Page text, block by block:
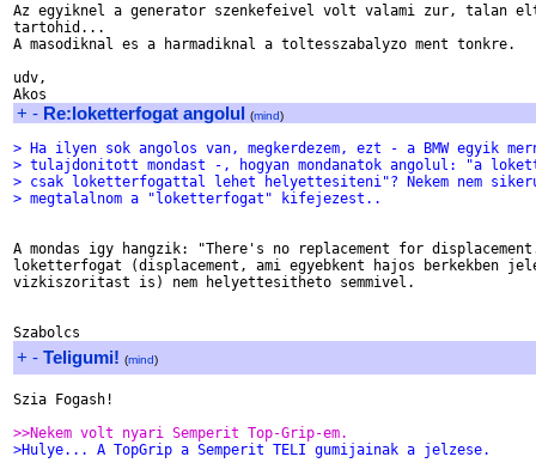
Az egyiknel a generator szenkefeivel volt valami zur, talan
tartohid...
A masodiknal es a harmadiknal a toltesszabalyzo ment tonkre.
udv,
+ - Re:loketterfogat angolul (mind)
> Ha ilyen sok angolos van, megkerdezem, ezt - a BMW egyik
> tulajdonitott mondast -, hogyan mondanatok angolul: "a
> csak loketterfogattal lehet helyettesiteni"? Nekem nem
> megtalalnom a "loketterfogat" kifejezest..
A mondas igy hangzik: "There's no replacement for
loketterfogat (displacement, ami egyebkent hajos berkekben
vizkiszoritast is) nem helyettesitheto semmivel.
+ - Teligumi! (mind)
Szia Fogash!
>>Nekem volt nyari Semperit Top-Grip-em.
>Hulye... A TopGrip a Semperit TELI gumijainak a jelzese.